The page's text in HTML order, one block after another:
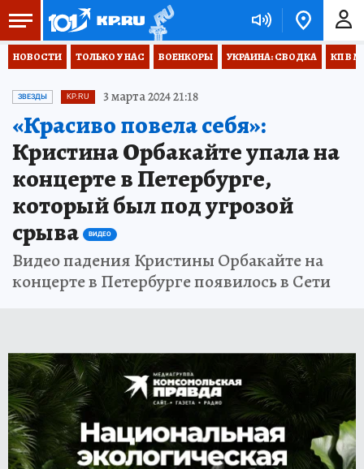
НОВОСТИ ТОЛЬКО У НАС ВОЕНКОРЫ УКРАИНА: СВОДКА КП В
ЗВЕЗДЫ KP.RU 3 марта 2024 21:18
«Красиво повела себя»:
Кристина Орбакайте упала на
концерте в Петербурге,
который был под угрозой
срыва
ВИДЕО
Видео падения Кристины Орбакайте на
концерте в Петербурге появилось в Сети